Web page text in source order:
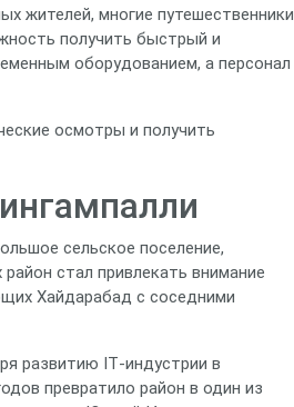
жителей, многие путешественники
получить быстрый и
оборудованием, а персонал
осмотры и получить
сельское поселение,
стал привлекать внимание
Хайдарабад с соседними
развитию IT‑индустрии в
превратило район в один из